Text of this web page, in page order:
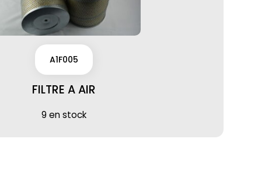
A1F005
FILTRE A AIR
9 en stock